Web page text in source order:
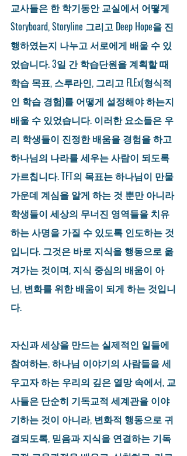
교사들은 한 학기동안 교실에서 어떻게
Storyboard, Storyline 그리고 Deep Hope을 진
행하였는지 나누고 서로에게 배울 수 있
었습니다. 3일 간 학습단원을 계획할 때
학습 목표, 스루라인, 그리고 FLEx(형식적
인 학습 경험)를 어떻게 설정해야 하는지
배울 수 있었습니다. 이러한 요소들은 우
리 학생들이 진정한 배움을 경험을 하고
하나님의 나라를 세우는 사람이 되도록
가르칩니다. TFT의 목표는 하나님이 만물
가운데 계심을 알게 하는 것 뿐만 아니라
학생들이 세상의 무너진 영역들을 치유
하는 사명을 가질 수 있도록 인도하는 것
입니다. 그것은 바로 지식을 행동으로 옮
겨가는 것이며, 지식 중심의 배움이 아
닌, 변화를 위한 배움이 되게 하는 것입니
다.
자신과 세상을 만드는 실제적인 일들에
참여하는, 하나님 이야기의 사람들을 세
우고자 하는 우리의 깊은 열망 속에서, 교
사들은 단순히 기독교적 세계관을 이야
기하는 것이 아니라, 변화적 행동으로 귀
결되도록, 믿음과 지식을 연결하는 기독